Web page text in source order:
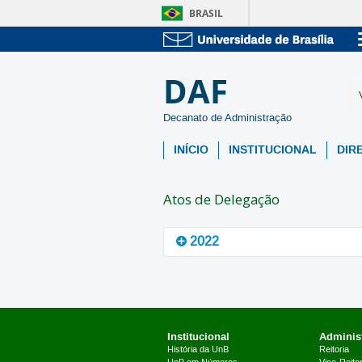
BRASIL
DAF
Decanato de Administração
INÍCIO INSTITUCIONAL
Atos de Delegação
2022
Universidade de Brasília (UnB), e
Institucional
História da UnB
Reitoria